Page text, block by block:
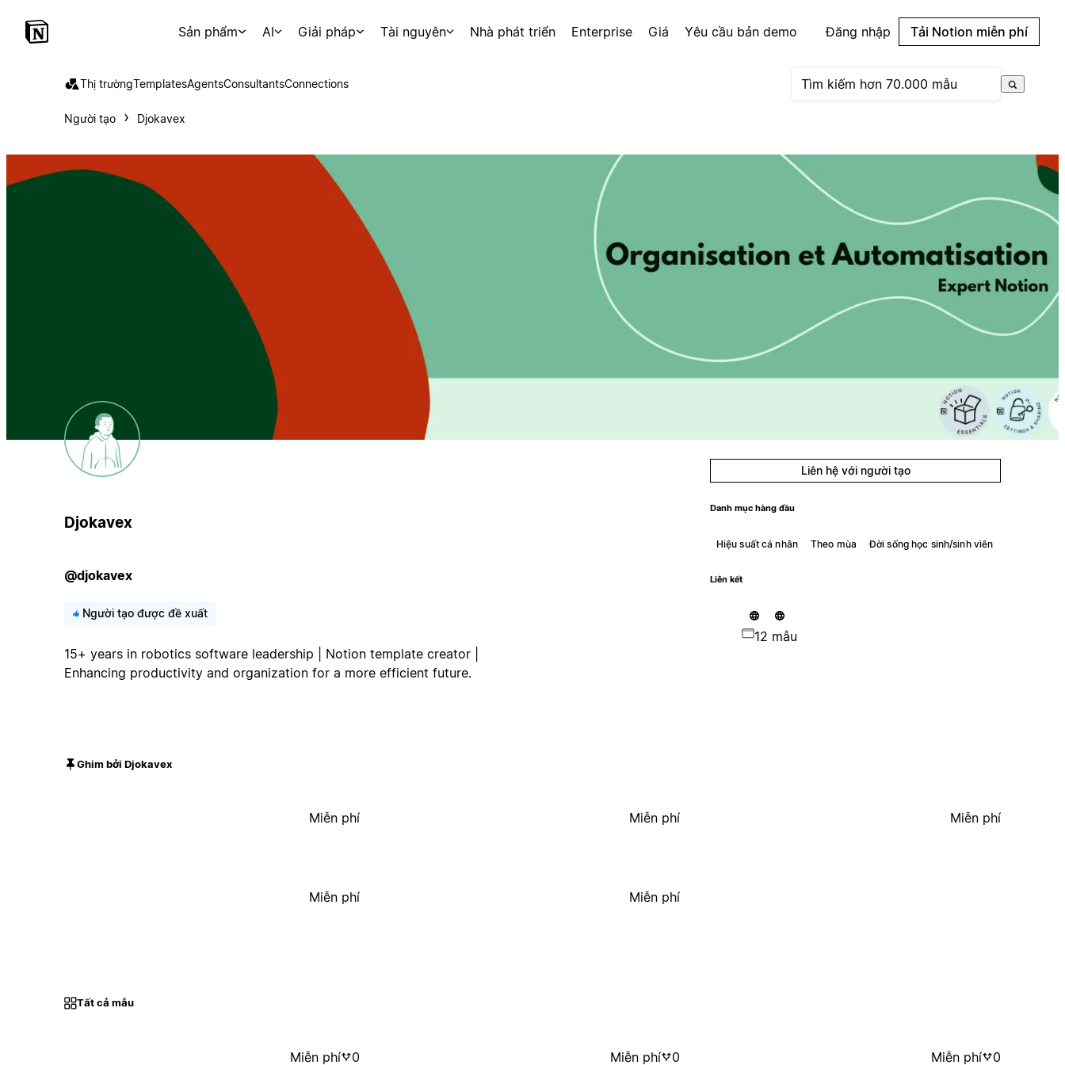
Sản phẩm AI Giải pháp Tài nguyên Nhà phát triển Enterprise Giá Yêu cầu bản demo Đăng nhập Tải Notion miễn phí
Thị trườngTemplatesAgentsConsultantsConnections
Người tạo Djokavex
Djokavex
@djokavex
Người tạo được đề xuất
15+ years in robotics software leadership | Notion template creator |
Enhancing productivity and organization for a more efficient future.
Liên hệ với người tạo
Danh mục hàng đầu
Hiệu suất cá nhân Theo mùa Đời sống học sinh/sinh viên
Liên kết
12 mẫu
Ghim bởi Djokavex
Miễn phí Miễn phí Miễn phí
Miễn phí Miễn phí
Tất cả mẫu
Miễn phí 0 Miễn phí 0 Miễn phí 0